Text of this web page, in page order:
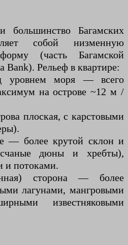
большинство Багамских
собой низменную
(часть Багамской
Рельеф в квартире:
уровнем моря — всего
на острове ~12 м /
плоская, с карстовыми
— более крутой склон и
дюны и хребты),
и потоками.
сторона — более
лагунами, мангровыми
известняковыми